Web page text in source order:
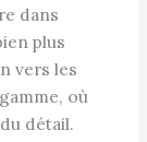
dans
plus
vers les
où
détail.